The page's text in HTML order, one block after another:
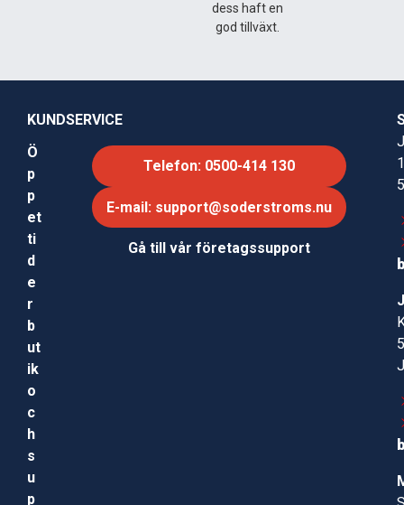
dess haft en
god tillväxt.
KUNDSERVICE
Ö
p
p
et
ti
d
e
r
b
ut
ik
o
c
h
s
u
p
Telefon: 0500-414 130
E-mail: support@soderstroms.nu
Gå till vår företagssupport